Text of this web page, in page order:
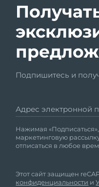
Подпишитесь и
Адрес электронной
Нажимая
маркетинговую
отписаться в любое
Этот сайт защищен
конфиденциальности и